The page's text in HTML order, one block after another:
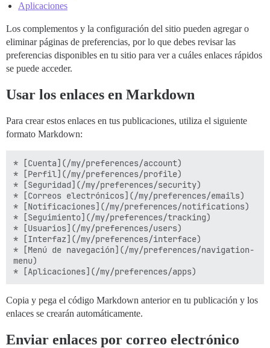
Aplicaciones
Los complementos y la configuración del sitio pueden agregar o
eliminar páginas de preferencias, por lo que debes revisar las
preferencias disponibles en tu sitio para ver a cuáles enlaces rápidos
se puede acceder.
Usar los enlaces en Markdown
Para crear estos enlaces en tus publicaciones, utiliza el siguiente
formato Markdown:
* [Cuenta](/my/preferences/account)
* [Perfil](/my/preferences/profile)
* [Seguridad](/my/preferences/security)
* [Correos electrónicos](/my/preferences/emails)
* [Notificaciones](/my/preferences/notifications)
* [Seguimiento](/my/preferences/tracking)
* [Usuarios](/my/preferences/users)
* [Interfaz](/my/preferences/interface)
* [Menú de navegación](/my/preferences/navigation-
menu)
Copia y pega el código Markdown anterior en tu publicación y los
enlaces se crearán automáticamente.
Enviar enlaces por correo electrónico